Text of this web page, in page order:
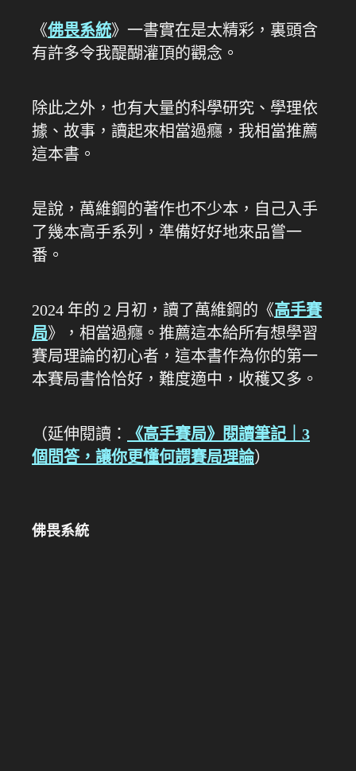
《佛畏系統》一書實在是太精彩，裏頭含
有許多令我醍醐灌頂的觀念。
除此之外，也有大量的科學研究、學理依
據、故事，讀起來相當過癮，我相當推薦
這本書。
是說，萬維鋼的著作也不少本，自己入手
了幾本高手系列，準備好好地來品嘗一
番。
2024 年的 2 月初，讀了萬維鋼的《高手賽
局》，相當過癮。推薦這本給所有想學習
賽局理論的初心者，這本書作為你的第一
本賽局書恰恰好，難度適中，收穫又多。
（延伸閱讀：
《高手賽局》閱讀筆記｜3
個問答，讓你更懂何謂賽局理論）
佛畏系統